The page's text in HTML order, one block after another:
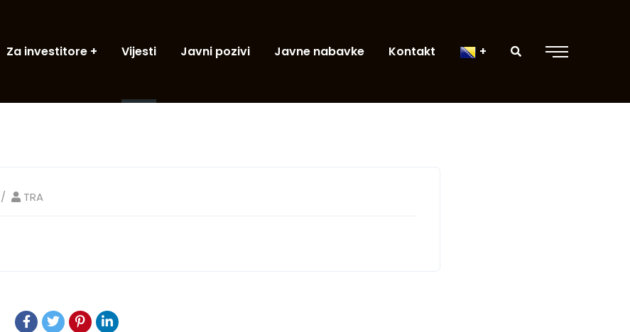
Za investitore Vijesti Javni pozivi Javne nabavke Kontakt
TRA